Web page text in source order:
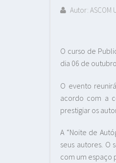
Autor: ASCOM
Nove
O curso de
dia 06 de
O evento
acordo com a
prestigiar os
A “Noite de
seus autores.
com um espaço